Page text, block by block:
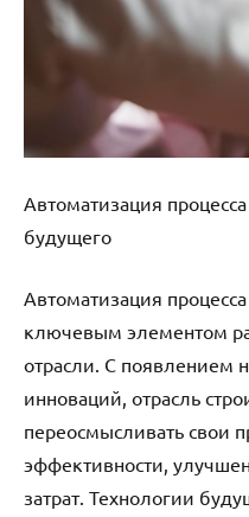
Автоматизация
будущего
Автоматизация процесса
ключевым элементом
отрасли. С появлением
инноваций, отрасль
переосмысливать свои
эффективности,
затрат. Технологии